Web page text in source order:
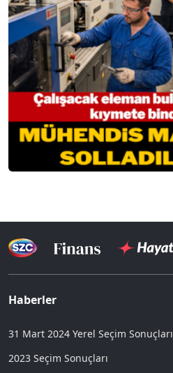
Haberler
31 Mart 2024 Yerel Seçim Sonuçları
2023 Seçim Sonuçları